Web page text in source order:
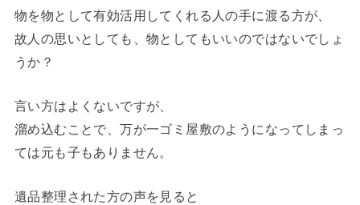
物を物として有効活用してくれる人の手に渡る方が、
故人の思いとしても、物としてもいいのではないでしょ
うか？
言い方はよくないですが、
溜め込むことで、万が一ゴミ屋敷のようになってしまっ
ては元も子もありません。
遺品整理された方の声を見ると